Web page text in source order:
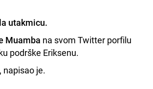
utakmicu.
Muamba na svom Twitter porfilu
podrške Eriksenu.
napisao je.